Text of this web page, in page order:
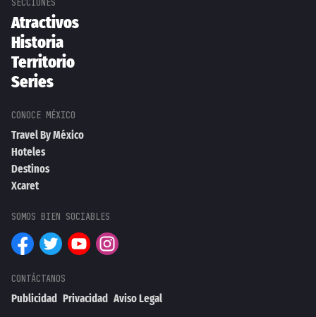
Atractivos
Historia
Territorio
Series
Travel By México
Hoteles
Destinos
Xcaret
Publicidad Privacidad Aviso Legal